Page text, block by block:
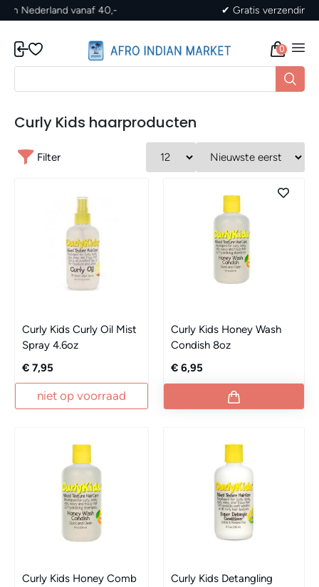
✔ Gratis verzending in Nederland vanaf 40,-
0
Curly Kids haarproducten
Filter
Curly Kids Curly Oil Mist
Spray 4.6oz
€ 7,95
niet op voorraad
Curly Kids Honey Wash
Condish 8oz
€ 6,95
Curly Kids Honey Comb
Curly Kids Detangling